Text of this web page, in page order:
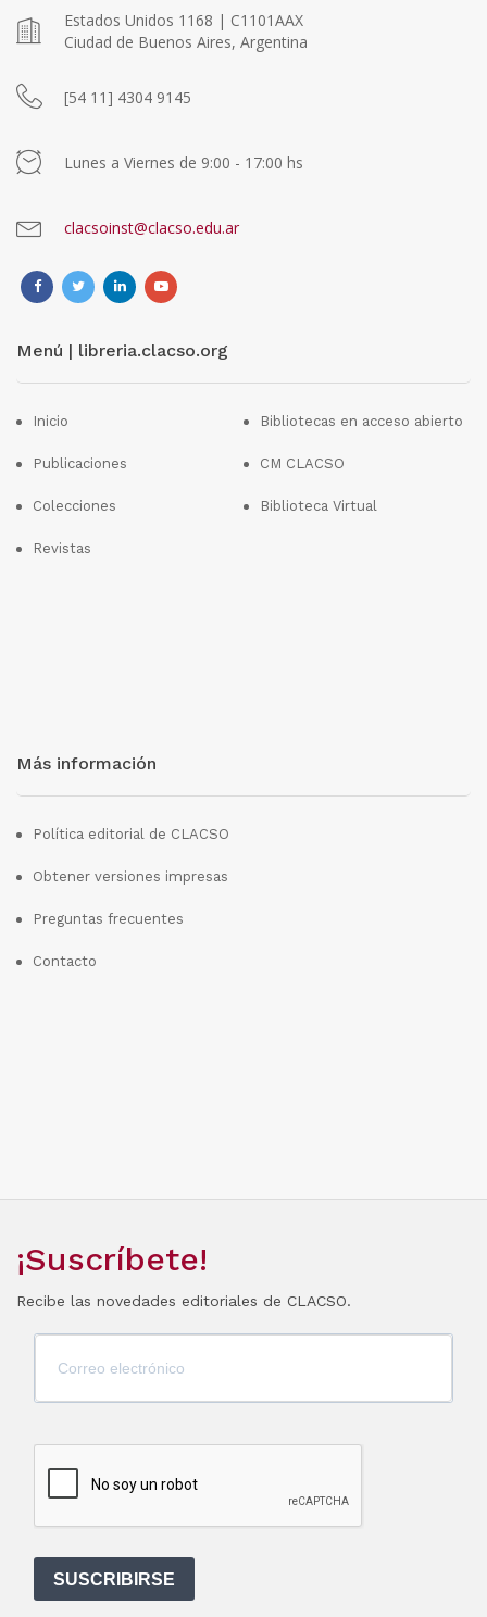
Estados Unidos 1168 | C1101AAX
Ciudad de Buenos Aires, Argentina
[54 11] 4304 9145
Lunes a Viernes de 9:00 - 17:00 hs
clacsoinst@clacso.edu.ar
Menú | libreria.clacso.org
Inicio
Publicaciones
Colecciones
Revistas
Bibliotecas en acceso abierto
CM CLACSO
Biblioteca Virtual
Más información
Política editorial de CLACSO
Obtener versiones impresas
Preguntas frecuentes
Contacto
¡Suscríbete!
Recibe las novedades editoriales de CLACSO.
SUSCRIBIRSE